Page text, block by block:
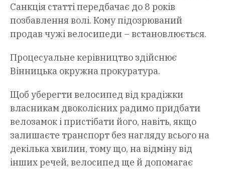
Санкція статті передбачає до 8 років
позбавлення волі. Кому підозрюваний
продав чужі велосипеди – встановлюється.
Процесуальне керівництво здійснює
Вінницька окружна прокуратура.
Щоб уберегти велосипед від крадіжки
власникам двоколісних радимо придбати
велозамок і пристібати його, навіть, якщо
залишаєте транспорт без нагляду всього на
декілька хвилин, тому що, на відміну від
інших речей, велосипед ще й допомагає